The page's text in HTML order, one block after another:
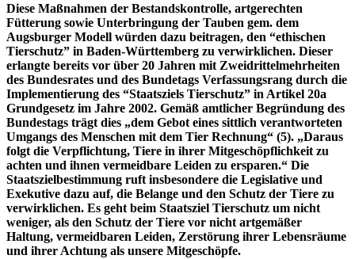
Diese Maßnahmen der Bestandskontrolle, artgerechten
Fütterung sowie Unterbringung der Tauben gem. dem
Augsburger Modell würden dazu beitragen, den “ethischen
Tierschutz” in Baden-Württemberg zu verwirklichen. Dieser
erlangte bereits vor über 20 Jahren mit Zweidrittelmehrheiten
des Bundesrates und des Bundetags Verfassungsrang durch die
Implementierung des “Staatsziels Tierschutz” in Artikel 20a
Grundgesetz im Jahre 2002. Gemäß amtlicher Begründung des
Bundestags trägt dies „dem Gebot eines sittlich verantworteten
Umgangs des Menschen mit dem Tier Rechnung“ (5). „Daraus
folgt die Verpflichtung, Tiere in ihrer Mitgeschöpflichkeit zu
achten und ihnen vermeidbare Leiden zu ersparen.“ Die
Staatszielbestimmung ruft insbesondere die Legislative und
Exekutive dazu auf, die Belange und den Schutz der Tiere zu
verwirklichen. Es geht beim Staatsziel Tierschutz um nicht
weniger, als den Schutz der Tiere vor nicht artgemäßer
Haltung, vermeidbaren Leiden, Zerstörung ihrer Lebensräume
und ihrer Achtung als unsere Mitgeschöpfe.